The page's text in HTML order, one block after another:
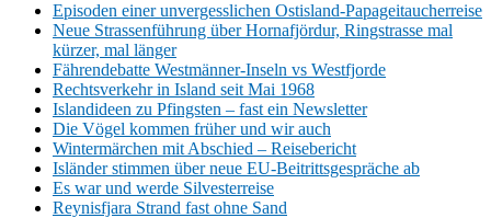
Episoden einer unvergesslichen Ostisland-Papageitaucherreise
Neue Strassenführung über Hornafjördur, Ringstrasse mal
kürzer, mal länger
Fährendebatte Westmänner-Inseln vs Westfjorde
Rechtsverkehr in Island seit Mai 1968
Islandideen zu Pfingsten – fast ein Newsletter
Die Vögel kommen früher und wir auch
Wintermärchen mit Abschied – Reisebericht
Isländer stimmen über neue EU-Beitrittsgespräche ab
Es war und werde Silvesterreise
Reynisfjara Strand fast ohne Sand